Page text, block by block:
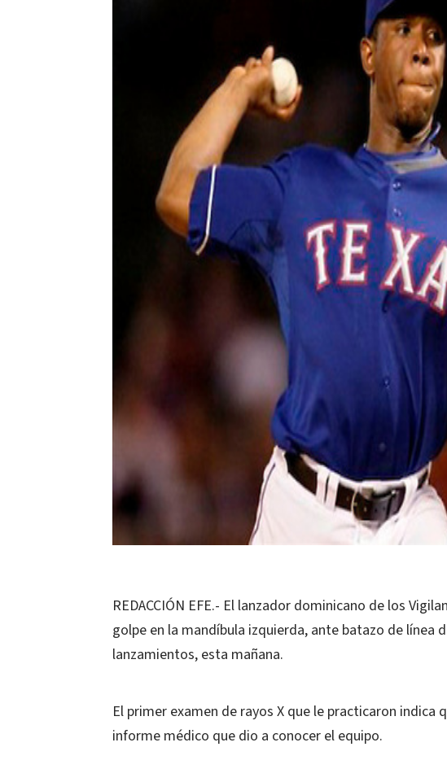
REDACCIÓN EFE.- El lanzador dominicano de los
golpe en la mandíbula izquierda, ante batazo de línea
lanzamientos, esta mañana.
El primer examen de rayos X que le practicaron indica
informe médico que dio a conocer el equipo.